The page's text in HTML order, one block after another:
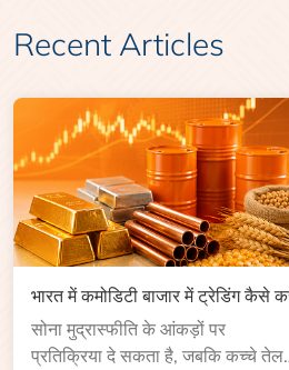
Recent Articles
भारत में कमोडिटी बाजार में ट्रेडिंग कैसे
सोना मुद्रास्फीति के आंकड़ों पर
प्रतिक्रिया दे सकता है, जबकि कच्चे तेल